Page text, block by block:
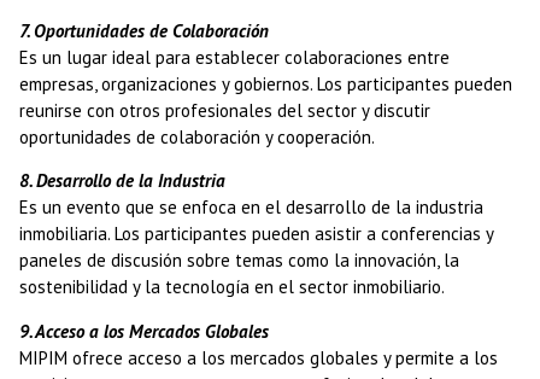
7. Oportunidades de Colaboración
Es un lugar ideal para establecer colaboraciones entre
empresas, organizaciones y gobiernos. Los participantes pueden
reunirse con otros profesionales del sector y discutir
oportunidades de colaboración y cooperación.
8. Desarrollo de la Industria
Es un evento que se enfoca en el desarrollo de la industria
inmobiliaria. Los participantes pueden asistir a conferencias y
paneles de discusión sobre temas como la innovación, la
sostenibilidad y la tecnología en el sector inmobiliario.
9. Acceso a los Mercados Globales
MIPIM ofrece acceso a los mercados globales y permite a los